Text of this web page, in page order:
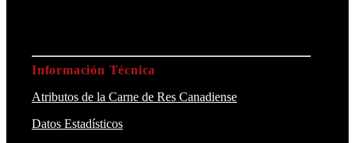
Información Técnica
Atributos de la Carne de Res Canadiense
Datos Estadísticos